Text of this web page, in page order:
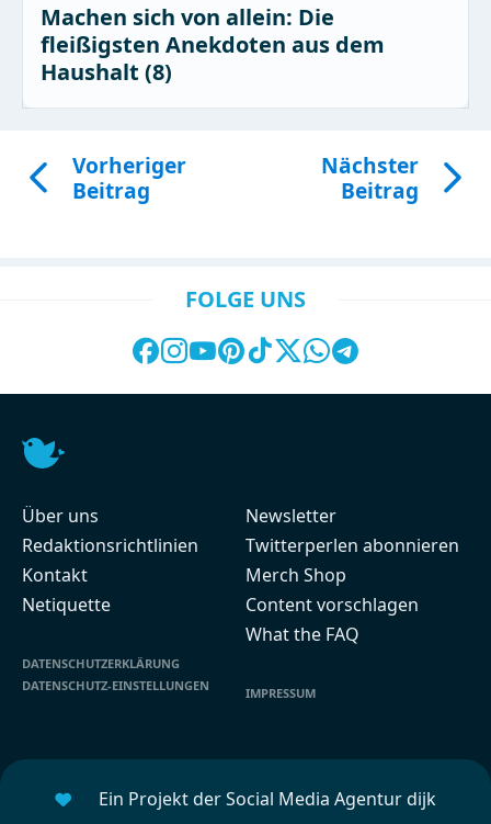
Machen sich von allein: Die
fleißigsten Anekdoten aus dem
Haushalt (8)
Vorheriger
Beitrag
Nächster
Beitrag
FOLGE UNS
Über uns
Redaktionsrichtlinien
Kontakt
Netiquette
DATENSCHUTZERKLÄRUNG
DATENSCHUTZ-EINSTELLUNGEN
Newsletter
Twitterperlen abonnieren
Merch Shop
Content vorschlagen
What the FAQ
IMPRESSUM
Ein Projekt der Social Media Agentur dijk